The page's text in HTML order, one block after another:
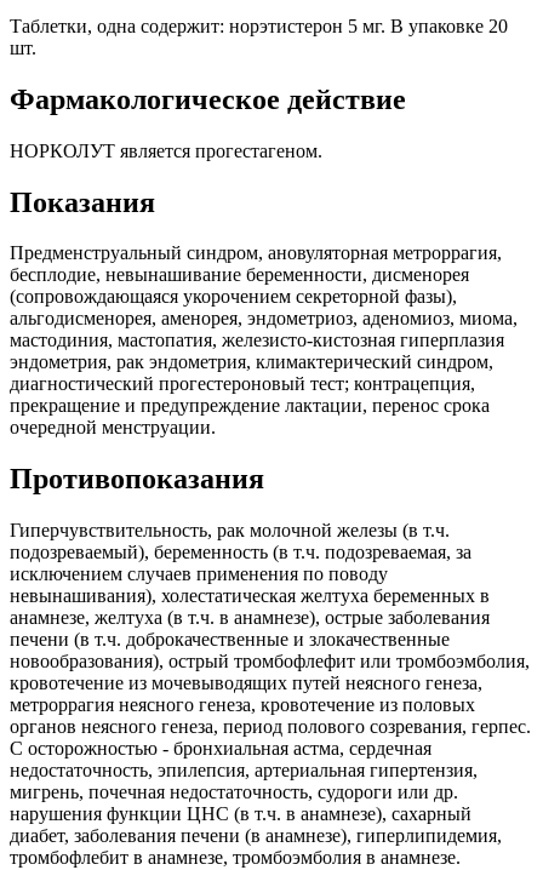
Таблетки, одна содержит: норэтистерон 5 мг. В упаковке 20
шт.
Фармакологическое действие
НОРКОЛУТ является прогестагеном.
Показания
Предменструальный синдром, ановуляторная метроррагия,
бесплодие, невынашивание беременности, дисменорея
(сопровождающаяся укорочением секреторной фазы),
альгодисменорея, аменорея, эндометриоз, аденомиоз, миома,
мастодиния, мастопатия, железисто-кистозная гиперплазия
эндометрия, рак эндометрия, климактерический синдром,
диагностический прогестероновый тест; контрацепция,
прекращение и предупреждение лактации, перенос срока
очередной менструации.
Противопоказания
Гиперчувствительность, рак молочной железы (в т.ч.
подозреваемый), беременность (в т.ч. подозреваемая, за
исключением случаев применения по поводу
невынашивания), холестатическая желтуха беременных в
анамнезе, желтуха (в т.ч. в анамнезе), острые заболевания
печени (в т.ч. доброкачественные и злокачественные
новообразования), острый тромбофлефит или тромбоэмболия,
кровотечение из мочевыводящих путей неясного генеза,
метроррагия неясного генеза, кровотечение из половых
органов неясного генеза, период полового созревания, герпес.
С осторожностью - бронхиальная астма, сердечная
недостаточность, эпилепсия, артериальная гипертензия,
мигрень, почечная недостаточность, судороги или др.
нарушения функции ЦНС (в т.ч. в анамнезе), сахарный
диабет, заболевания печени (в анамнезе), гиперлипидемия,
тромбофлебит в анамнезе, тромбоэмболия в анамнезе.